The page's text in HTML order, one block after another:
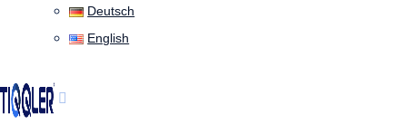
Deutsch
English